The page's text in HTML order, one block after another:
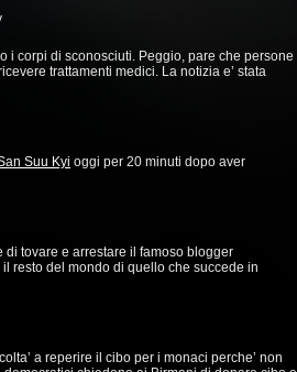
i corpi di sconosciuti. Peggio, pare che persone
trattamenti medici. La notizia e’ stata
Suu Kyi oggi per 20 minuti dopo aver
di tovare e arrestare il famoso blogger
resto del mondo di quello che succede in
a reperire il cibo per i monaci perche’ non